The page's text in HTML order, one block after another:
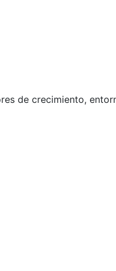
de crecimiento,